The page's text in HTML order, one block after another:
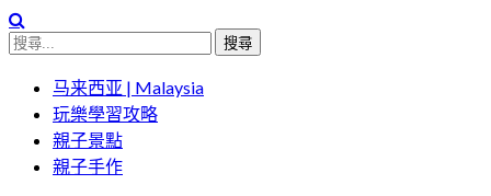
Niceday 親子X體驗
親子體驗的首選預訂平台
搜
马来西亚 | Malaysia
玩樂學習攻略
親子景點
親子手作